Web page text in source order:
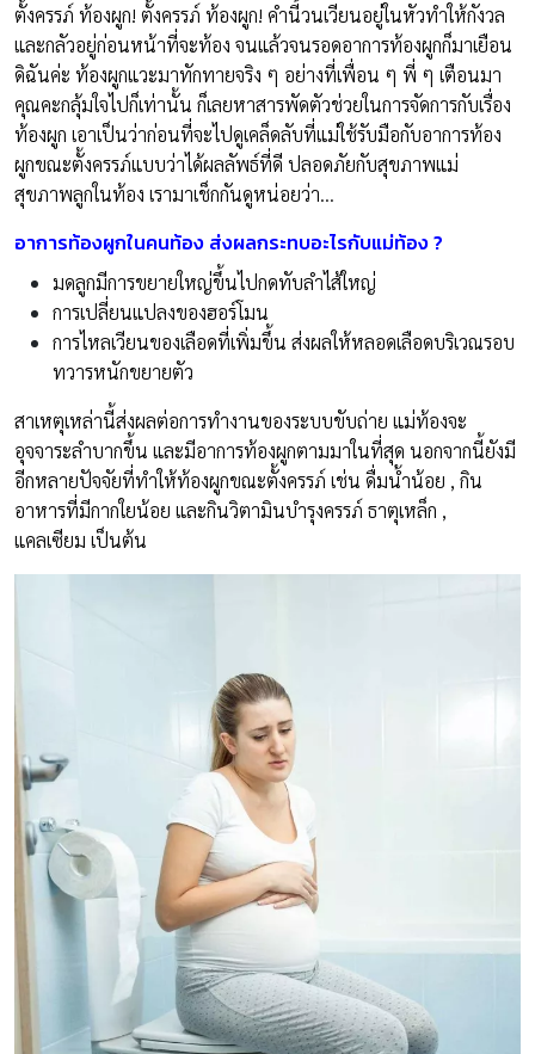
ตั้งครรภ์ ท้องผูก! ตั้งครรภ์ ท้องผูก! คำนี้วนเวียนอยู่ในหัวทำให้กังวล
และกลัวอยู่ก่อนหน้าที่จะท้อง จนแล้วจนรอดอาการท้องผูกก็มาเยือน
ดิฉันค่ะ ท้องผูกแวะมาทักทายจริง ๆ อย่างที่เพื่อน ๆ พี่ ๆ เตือนมา
คุณคะกลุ้มใจไปก็เท่านั้น ก็เลยหาสารพัดตัวช่วยในการจัดการกับเรื่อง
ท้องผูก เอาเป็นว่าก่อนที่จะไปดูเคล็ดลับที่แม่ใช้รับมือกับอาการท้อง
ผูกขณะตั้งครรภ์แบบว่าได้ผลลัพธ์ที่ดี ปลอดภัยกับสุขภาพแม่
สุขภาพลูกในท้อง เรามาเช็กกันดูหน่อยว่า…
อาการท้องผูกในคนท้อง ส่งผลกระทบอะไรกับแม่ท้อง?
มดลูกมีการขยายใหญ่ขึ้นไปกดทับลำไส้ใหญ่
การเปลี่ยนแปลงของฮอร์โมน
การไหลเวียนของเลือดที่เพิ่มขึ้น ส่งผลให้หลอดเลือดบริเวณรอบ
ทวารหนักขยายตัว
สาเหตุเหล่านี้ส่งผลต่อการทำงานของระบบขับถ่าย แม่ท้องจะ
อุจจาระลำบากขึ้น และมีอาการท้องผูกตามมาในที่สุด นอกจากนี้ยังมี
อีกหลายปัจจัยที่ทำให้ท้องผูกขณะตั้งครรภ์ เช่น ดื่มน้ำน้อย , กิน
อาหารที่มีกากใยน้อย และกินวิตามินบำรุงครรภ์ ธาตุเหล็ก ,
แคลเซียม เป็นต้น